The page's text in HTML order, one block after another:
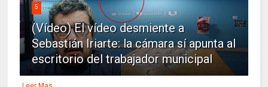
5
(Vídeo) El vídeo desmiente a
Sebastián Iriarte: la cámara sí apunta al
escritorio del trabajador municipal